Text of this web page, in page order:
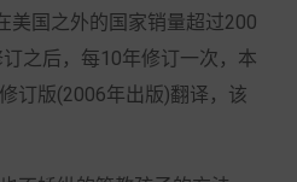
美国之外的国家销量超过200
之后，每10年修订一次，本
订版(2006年出版)翻译，该